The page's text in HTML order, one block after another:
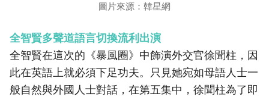
圖片來源：韓星網
全智賢多聲道語言切換流利出演
全智賢在這次的《暴風圈》中飾演外交官徐聞柱，因
此在英語上就必須下足功夫。只見她宛如母語人士一
般自然與外國人士對話，在第五集中，徐聞柱為了即